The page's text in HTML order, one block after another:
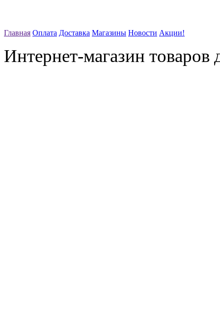
Главная Оплата Доставка Магазины Новости Акции!
Интернет-магазин